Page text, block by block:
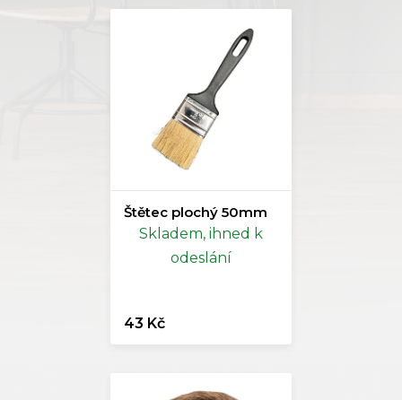
Štětec plochý 50mm
Skladem, ihned k
odeslání
43 Kč